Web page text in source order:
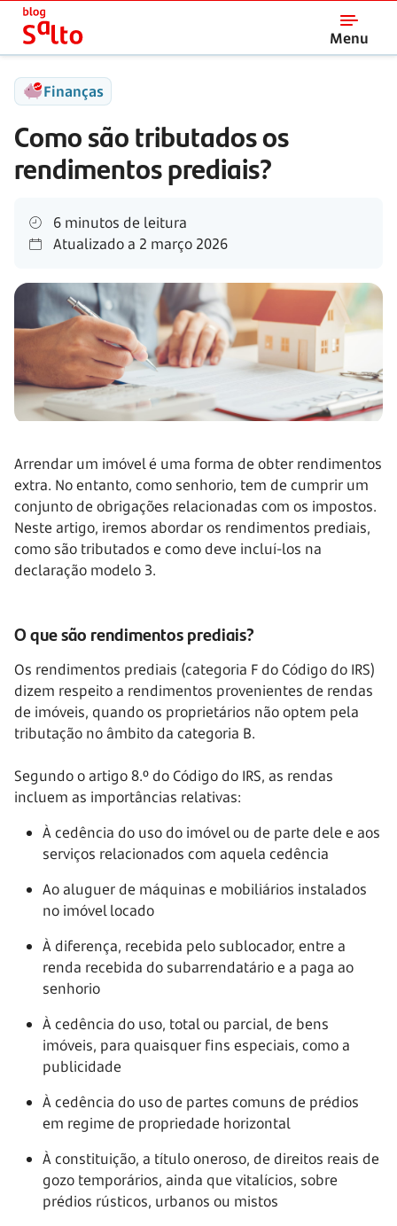
Menu
Salto
Finanças
Como são tributados os
rendimentos prediais?
6 minutos de leitura
Atualizado a 2 março 2026
Arrendar um imóvel é uma forma de obter rendimentos
extra. No entanto, como senhorio, tem de cumprir um
conjunto de obrigações relacionadas com os impostos.
Neste artigo, iremos abordar os rendimentos prediais,
como são tributados e como deve incluí-los na
declaração modelo 3.
O que são rendimentos prediais?
Os rendimentos prediais (categoria F do Código do IRS)
dizem respeito a rendimentos provenientes de rendas
de imóveis, quando os proprietários não optem pela
tributação no âmbito da categoria B.
Segundo o artigo 8.º do Código do IRS, as rendas
incluem as importâncias relativas:
À cedência do uso do imóvel ou de parte dele e aos
serviços relacionados com aquela cedência
Ao aluguer de máquinas e mobiliários instalados
no imóvel locado
À diferença, recebida pelo sublocador, entre a
renda recebida do subarrendatário e a paga ao
senhorio
À cedência do uso, total ou parcial, de bens
imóveis, para quaisquer fins especiais, como a
publicidade
À cedência do uso de partes comuns de prédios
em regime de propriedade horizontal
À constituição, a título oneroso, de direitos reais de
gozo temporários, ainda que vitalícios, sobre
prédios rústicos, urbanos ou mistos